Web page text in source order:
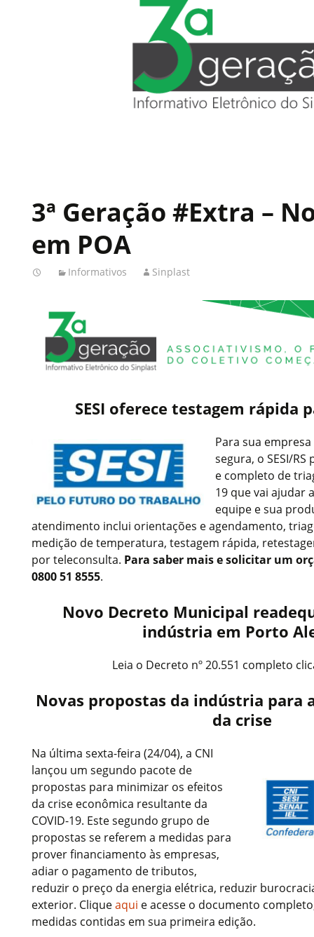
3ª Geração #Extra –
em POA
Informativos Sinplast
SESI oferece testagem rápida
Para sua
segura, o SESI/
e completo de
19 que vai ajudar
equipe e sua
atendimento inclui orientações e agendamento,
medição de temperatura, testagem rápida,
por teleconsulta. Para saber mais e solicitar um
0800 51 8555.
Novo Decreto Municipal
indústria em Porto
Leia o Decreto nº 20.551 completo
Novas propostas da indústria para
da crise
Na última sexta-feira (24/04), a CNI
lançou um segundo pacote de
propostas para minimizar os efeitos
da crise econômica resultante da
COVID-19. Este segundo grupo de
propostas se referem a medidas para
prover financiamento às empresas,
adiar o pagamento de tributos,
reduzir o preço da energia elétrica, reduzir
exterior. Cliqueaqui e acesse o documento
medidas contidas em sua primeira edição.